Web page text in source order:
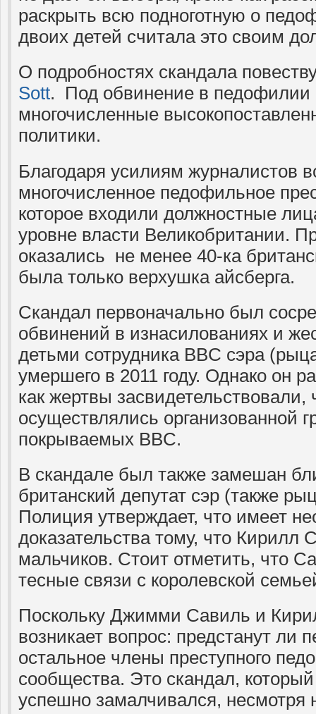
раскрыть всю подноготную о
двоих детей считала это своим
О подробностях скандала
Sott. Под обвинение в педофилии
многочисленные
политики.
Благодаря усилиям журналистов
многочисленное педофильное
которое входили должностные
уровне власти Великобритании.
оказались не менее 40-ка
была только верхушка айсберга.
Скандал первоначально был
обвинений в изнасилованиях и
детьми сотрудника BBC сэра
умершего в 2011 году. Однако он
как жертвы засвидетельствовали,
осуществлялись организованной
покрываемых BBC.
В скандале был также замешан
британский депутат сэр (также
Полиция утверждает, что имеет
доказательства тому, что Кирилл
мальчиков. Стоит отметить, что
тесные связи с королевской
Поскольку Джимми Савиль и
возникает вопрос: предстанут ли
остальное члены преступного
сообщества. Это скандал,
успешно замалчивался, несмотря